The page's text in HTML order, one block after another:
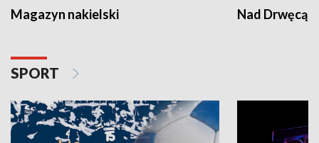
Magazyn nakielski Nad Drwęcą
SPORT